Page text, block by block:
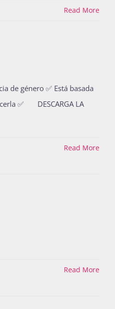
Read More
de género ✅ Está basada
✅ DESCARGA LA
Read More
Read More